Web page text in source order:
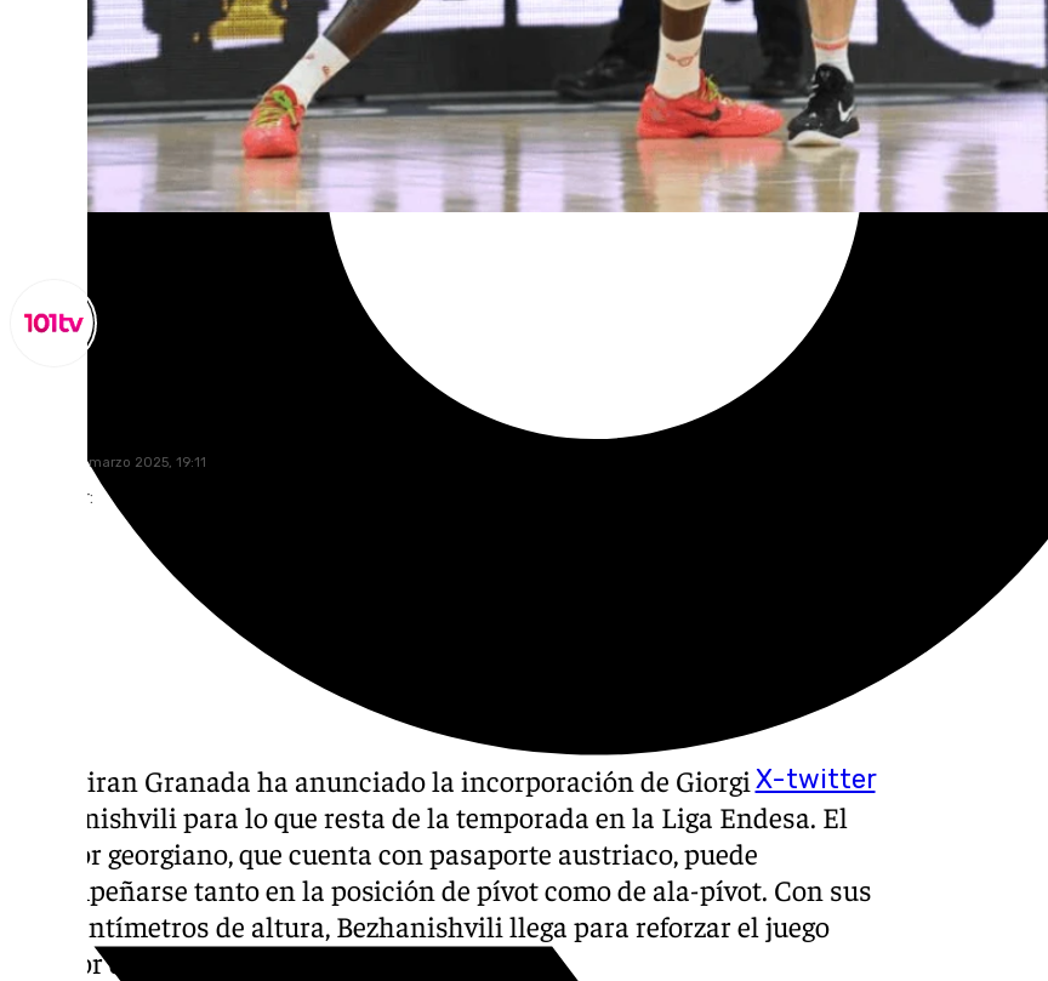
X-twitter
domingo, 9 marzo 2025, 19:11
Compartir:
El Coviran Granada ha anunciado la incorporación de Giorgi
Bezhanishvili para lo que resta de la temporada en la Liga Endesa. El
jugador georgiano, que cuenta con pasaporte austriaco, puede
desempeñarse tanto en la posición de pívot como de ala-pívot. Con sus
208 centímetros de altura, Bezhanishvili llega para reforzar el juego
interior del equipo dirigido por Pablo Pin.